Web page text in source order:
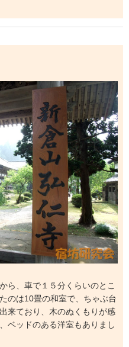
ら、車で１５分くらいのとこ
のは10畳の和室で、ちゃぶ台
来ており、木のぬくもりが感
ベッドのある洋室もありまし